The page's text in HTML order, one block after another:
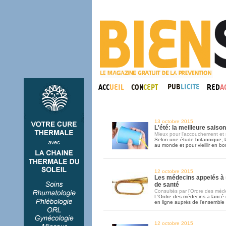
13 octobre 2015
L'été: la meilleure
Mieux pour l'accouchement et
Selon une étude britannique,
au monde et pour vieillir en
12 octobre 2015
Les médecins appelés
de santé
Consultés par l'Ordre des
L'Ordre des médecins a
en ligne auprès de l'ensemble
12 octobre 2015